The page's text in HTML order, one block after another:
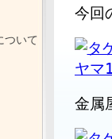
ついて
今回
金属